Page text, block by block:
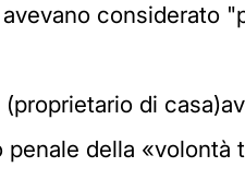
considerato
di
della